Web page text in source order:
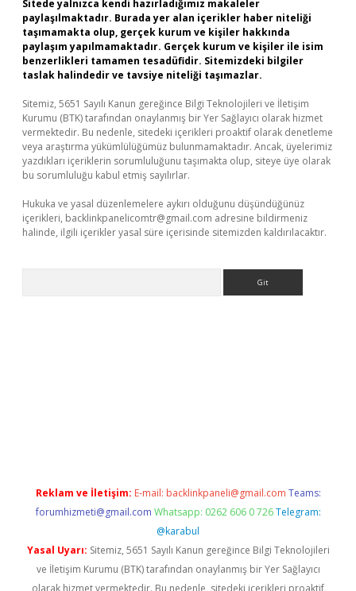
Sitede yalnızca kendi hazırladığımız makaleler
paylaşılmaktadır. Burada yer alan içerikler haber niteliği
taşımamakta olup, gerçek kurum ve kişiler hakkında
paylaşım yapılmamaktadır. Gerçek kurum ve kişiler ile isim
benzerlikleri tamamen tesadüfidir. Sitemizdeki bilgiler
taslak halindedir ve tavsiye niteliği taşımazlar.
Sitemiz, 5651 Sayılı Kanun gereğince Bilgi Teknolojileri ve İletişim
Kurumu (BTK) tarafından onaylanmış bir Yer Sağlayıcı olarak hizmet
vermektedir. Bu nedenle, sitedeki içerikleri proaktif olarak denetleme
veya araştırma yükümlülüğümüz bulunmamaktadır. Ancak, üyelerimiz
yazdıkları içeriklerin sorumluluğunu taşımakta olup, siteye üye olarak
bu sorumluluğu kabul etmiş sayılırlar.
Hukuka ve yasal düzenlemelere aykırı olduğunu düşündüğünüz
içerikleri, backlinkpanelicomtr@gmail.com adresine bildirmeniz
halinde, ilgili içerikler yasal süre içerisinde sitemizden kaldırılacaktır.
Reklam ve İletişim: E-mail: backlinkpaneli@gmail.com Teams:
forumhizmeti@gmail.com Whatsapp: 0262 606 0 726 Telegram:
@karabul
Yasal Uyarı: Sitemiz, 5651 Sayılı Kanun gereğince Bilgi Teknolojileri
ve İletişim Kurumu (BTK) tarafından onaylanmış bir Yer Sağlayıcı
olarak hizmet vermektedir. Bu nedenle, sitedeki içerikleri proaktif